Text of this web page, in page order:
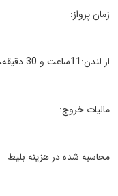
زمان پرواز:
از لندن:11ساعت و 30 دقیقه، از نیویورک: 20 ساعت (با توقف بین راهی)
مالیات خروج:
محاسبه شده در هزینه بلیط